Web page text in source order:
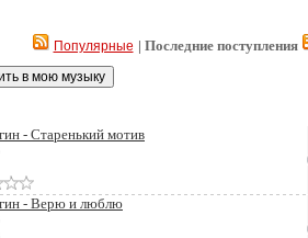
Популярные | Последние поступления
- Старенький мотив
- Верю и люблю